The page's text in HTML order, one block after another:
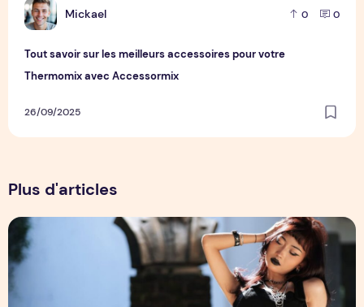
M Mickael 0 0
Tout savoir sur les meilleurs accessoires pour votre
Thermomix avec Accessormix
26/09/2025
Plus d'articles
Conseils pour Affirmer Votre Style Personnel avec le Guide